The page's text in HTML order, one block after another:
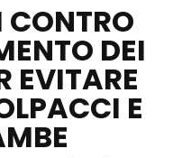
CONTRO
DEI
EVITARE
E